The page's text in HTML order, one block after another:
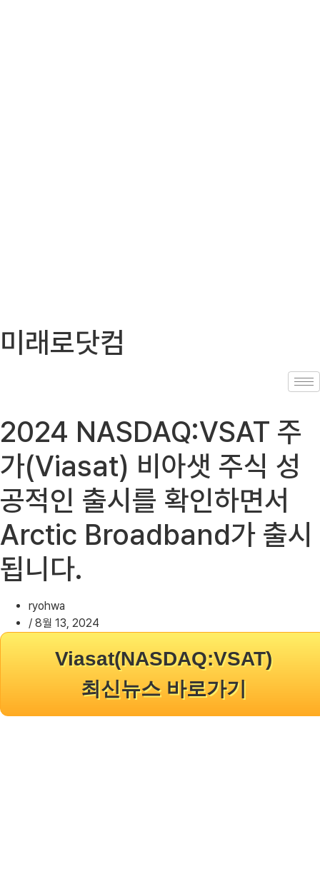
텐
뛰
미래로닷컴
2024 NASDAQ:VSAT 주
가(Viasat) 비아샛 주식 성
공적인 출시를 확인하면서
Arctic Broadband가 출시
됩니다.
ryohwa
/ 8월 13, 2024
Viasat(NASDAQ:VSAT)
최신뉴스 바로가기